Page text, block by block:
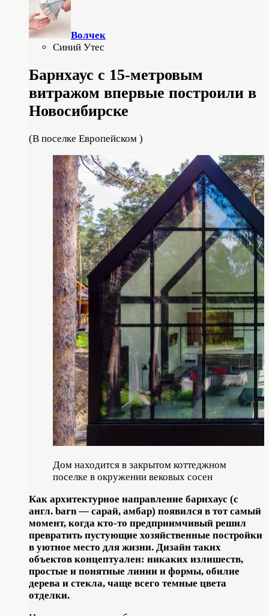
Волчек
Синий Утес
Барнхаус с 15-метровым
витражом впервые построили в
Новосибирске
(В поселке Европейском )
Дом находится в закрытом коттеджном
поселке в окружении вековых сосен
Как архитектурное направление барнхаус (с
англ. barn — сарай, амбар) появился в тот самый
момент, когда кто-то предприимчивый решил
превратить пустующие хозяйственные постройки
в уютное место для жизни. Дизайн таких
объектов концептуален: никаких излишеств,
простые и понятные линии и формы, обилие
дерева и стекла, чаще всего темные цвета
отделки.